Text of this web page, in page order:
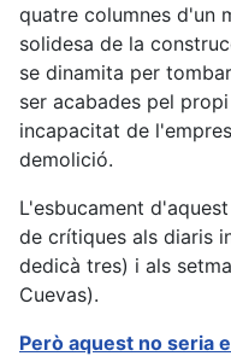
quatre columnes d'un
solidesa de la
se dinamita per
ser acabades pel
incapacitat de
demolició.
L'esbucament
de crítiques als diaris
dedicà tres) i als
Cuevas).
Però aquest no seria